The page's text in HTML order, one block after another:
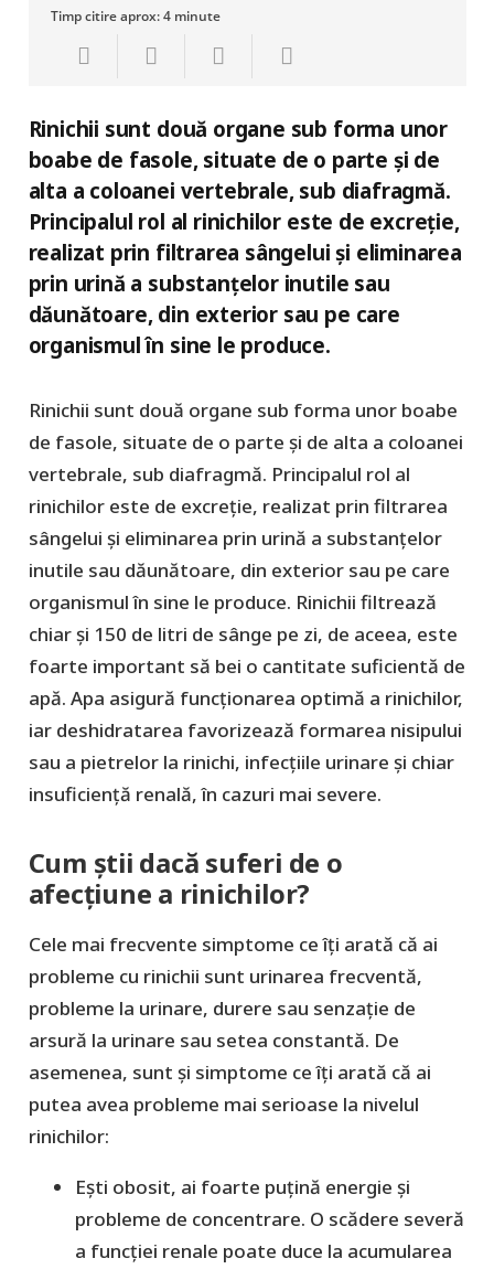
Timp citire aprox: 4 minute
Rinichii sunt două organe sub forma unor
boabe de fasole, situate de o parte și de
alta a coloanei vertebrale, sub diafragmă.
Principalul rol al rinichilor este de excreție,
realizat prin filtrarea sângelui și eliminarea
prin urină a substanțelor inutile sau
dăunătoare, din exterior sau pe care
organismul în sine le produce.
Rinichii sunt două organe sub forma unor boabe
de fasole, situate de o parte și de alta a coloanei
vertebrale, sub diafragmă. Principalul rol al
rinichilor este de excreție, realizat prin filtrarea
sângelui și eliminarea prin urină a substanțelor
inutile sau dăunătoare, din exterior sau pe care
organismul în sine le produce. Rinichii filtrează
chiar și 150 de litri de sânge pe zi, de aceea, este
foarte important să bei o cantitate suficientă de
apă. Apa asigură funcționarea optimă a rinichilor,
iar deshidratarea favorizează formarea nisipului
sau a pietrelor la rinichi, infecțiile urinare și chiar
insuficiență renală, în cazuri mai severe.
Cum știi dacă suferi de o
afecțiune a rinichilor?
Cele mai frecvente simptome ce îți arată că ai
probleme cu rinichii sunt urinarea frecventă,
probleme la urinare, durere sau senzație de
arsură la urinare sau setea constantă. De
asemenea, sunt și simptome ce îți arată că ai
putea avea probleme mai serioase la nivelul
rinichilor:
Ești obosit, ai foarte puțină energie și
probleme de concentrare. O scădere severă
a funcției renale poate duce la acumularea